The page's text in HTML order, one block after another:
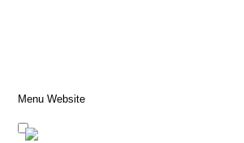
Menu Website